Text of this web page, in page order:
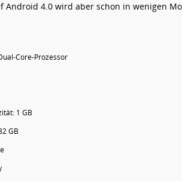
Android 4.0 wird aber schon in wenigen
Core-Prozessor
1 GB
GB